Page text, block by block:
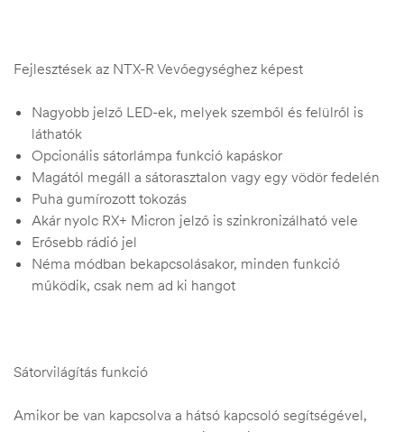
Fejlesztések az NTX-R Vevőegységhez képest
Nagyobb jelző LED-ek, melyek szemből és felülről is
láthatók
Opcionális sátorlámpa funkció kapáskor
Magától megáll a sátorasztalon vagy egy vödör fedelén
Puha gumírozott tokozás
Akár nyolc RX+ Micron jelző is szinkronizálható vele
Erősebb rádió jel
Néma módban bekapcsolásakor, minden funkció
működik, csak nem ad ki hangot
Sátorvilágítás funkció
Amikor be van kapcsolva a hátsó kapcsoló segítségével,